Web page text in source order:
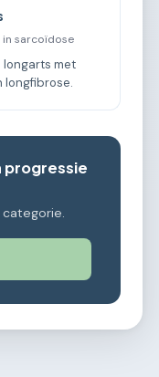
in sarcoïdose
longarts met
longfibrose.
progressie
categorie.